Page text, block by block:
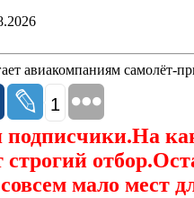
авиакомпаниям самолёт-
1
подписчики.На
мало мест